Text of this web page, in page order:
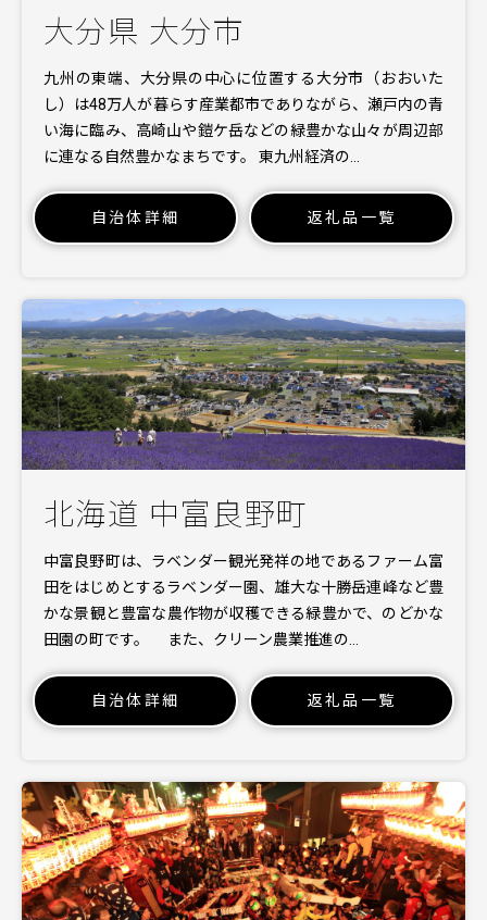
大分県 大分市
九州の東端、大分県の中心に位置する大分市（おおいた
し）は48万人が暮らす産業都市でありながら、瀬戸内の青
い海に臨み、高崎山や鎧ケ岳などの緑豊かな山々が周辺部
に連なる自然豊かなまちです。 東九州経済の…
自治体詳細 返礼品一覧
北海道 中富良野町
中富良野町は、ラベンダー観光発祥の地であるファーム富
田をはじめとするラベンダー園、雄大な十勝岳連峰など豊
かな景観と豊富な農作物が収穫できる緑豊かで、のどかな
田園の町です。 また、クリーン農業推進の…
自治体詳細 返礼品一覧